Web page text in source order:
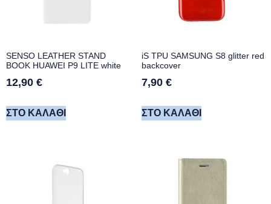
SENSO LEATHER STAND
BOOK HUAWEI P9 LITE white
12,90 €
ΣΤΟ ΚΑΛΆΘΙ
iS TPU SAMSUNG S8 glitter red
backcover
7,90 €
ΣΤΟ ΚΑΛΆΘΙ